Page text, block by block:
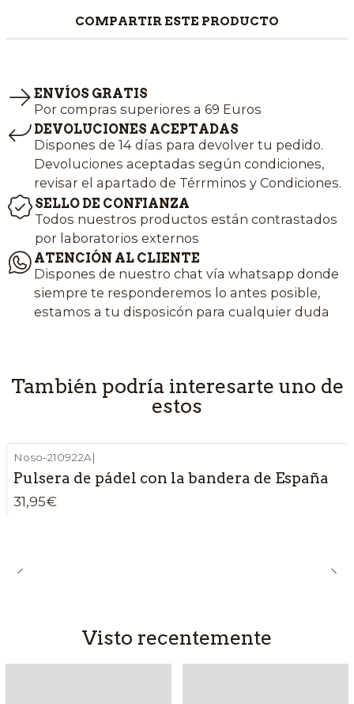
COMPARTIR ESTE PRODUCTO
ENVÍOS GRATIS
Por compras superiores a 69 Euros
DEVOLUCIONES ACEPTADAS
Dispones de 14 días para devolver tu pedido.
Devoluciones aceptadas según condiciones,
revisar el apartado de Térrminos y Condiciones.
SELLO DE CONFIANZA
Todos nuestros productos están contrastados
por laboratorios externos
ATENCIÓN AL CLIENTE
Dispones de nuestro chat vía whatsapp donde
siempre te responderemos lo antes posible,
estamos a tu disposicón para cualquier duda
También podría interesarte uno de
estos
Noso-210922A|
Pulsera de pádel con la bandera de España
31,95€
Visto recentemente